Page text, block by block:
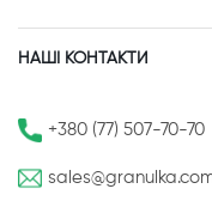
НАШІ КОНТАКТИ
+380 (77) 507-70-70